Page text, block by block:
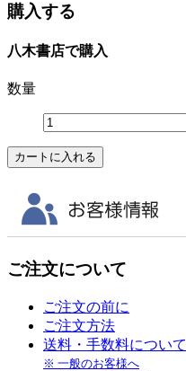
購入する
八木書店で購入
数量
ご注文について
ご注文の前に
ご注文方法
送料・手数料について
※ 一般のお客様へ